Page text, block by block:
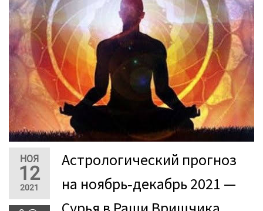
НОЯ
12
2021
Астрологический прогноз
на ноябрь‐декабрь 2021 —